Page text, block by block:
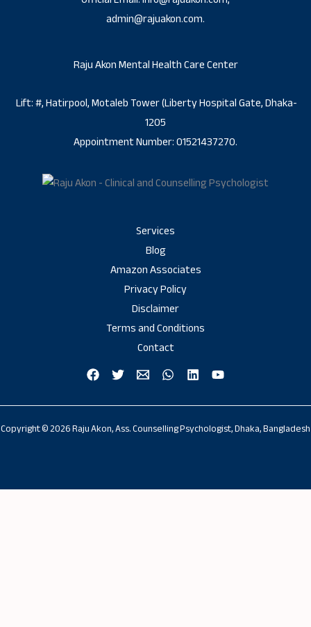
admin@rajuakon.com.
Raju Akon Mental Health Care Center
Lift: #, Hatirpool, Motaleb Tower (Liberty Hospital Gate, Dhaka-
1205
Appointment Number: 01521437270.
Services
Blog
Amazon Associates
Privacy Policy
Disclaimer
Terms and Conditions
Contact
Copyright © 2026 Raju Akon, Ass. Counselling Psychologist, Dhaka, Bangladesh